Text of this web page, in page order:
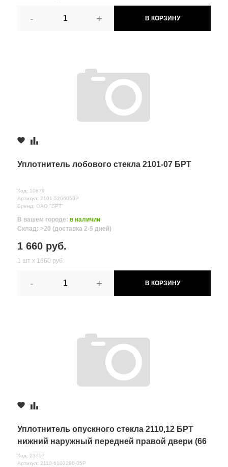
- + В КОРЗИНУ
Уплотнитель лобового стекла 2101-07 БРТ
Код: 10679
Артикул: 2101-5206050Р
Бренд: ОАО "БРТ"
В вашем городе: в наличии
Склад: >20 (доставка 2-5 дней)
1 660 руб.
1 шт х 1660 руб.
- + В КОРЗИНУ
Уплотнитель опускного стекла 2110,12 БРТ
нижний наружный передней правой двери (66
см)
Код: 23757
Артикул: 2110-6103290-05Р